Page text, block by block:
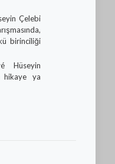
Çelebi
birinciliği
Hüseyin
hikaye ya